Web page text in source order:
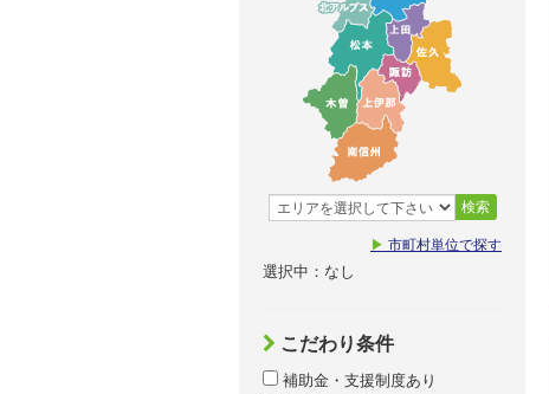
検索
▶ 市町村単位で探す
選択中：なし
こだわり条件
補助金・支援制度あり